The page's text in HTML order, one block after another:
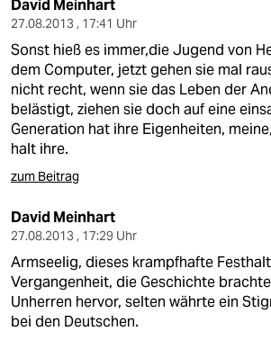
David Meinhart
27.08.2013 , 17:41 Uhr
Sonst hieß es immer,die Jugend von
dem Computer, jetzt gehen sie mal
nicht recht, wenn sie das Leben der
belästigt, ziehen sie doch auf eine
Generation hat ihre Eigenheiten,
halt ihre.
zum Beitrag
David Meinhart
27.08.2013 , 17:29 Uhr
Armseelig, dieses krampfhafte
Vergangenheit, die Geschichte
Unherren hervor, selten währte ein
bei den Deutschen.